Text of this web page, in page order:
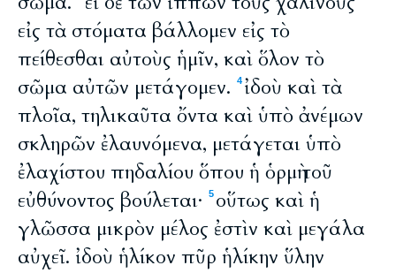
εἰς τὰ στόματα βάλλομεν εἰς τὸ
πείθεσθαι αὐτοὺς ἡμῖν, καὶ ὅλον τὸ
σῶμα αὐτῶν μετάγομεν.
4 ἰδοὺ καὶ τὰ
πλοῖα, τηλικαῦτα ὄντα καὶ ὑπὸ ἀνέμων
σκληρῶν ἐλαυνόμενα, μετάγεται ὑπὸ
ἐλαχίστου πηδαλίου ὅπου ἡ ὁρμὴ τοῦ
εὐθύνοντος βούλεται·
5 οὕτως καὶ ἡ
γλῶσσα μικρὸν μέλος ἐστὶν καὶ μεγάλα
αὐχεῖ. ἰδοὺ ἡλίκον πῦρ ἡλίκην ὕλην